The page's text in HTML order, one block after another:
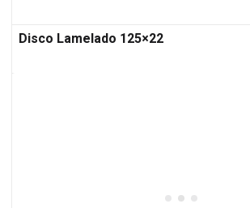
Disco Lamelado 125×22